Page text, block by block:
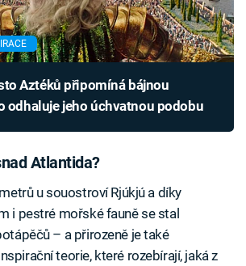
odhaluje jeho úchvatnou podobu
Atlantida?
u souostroví Rjúkjú a díky
i pestré mořské fauně se stal
– a přirozeně je také
teorie, které rozebírají, jaká z